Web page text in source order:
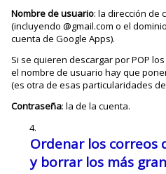
Nombre de usuario: la dirección de
(incluyendo @gmail.com o el
cuenta de Google Apps).
Si se quieren descargar por POP
el nombre de usuario hay que
(es otra de esas particularidades de
Contraseña: la de la cuenta.
Ordenar los correos
y borrar los más